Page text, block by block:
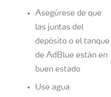
Asegúrese de que
las juntas del
depósito o el tanque
de AdBlue están en
buen estado
Use agua